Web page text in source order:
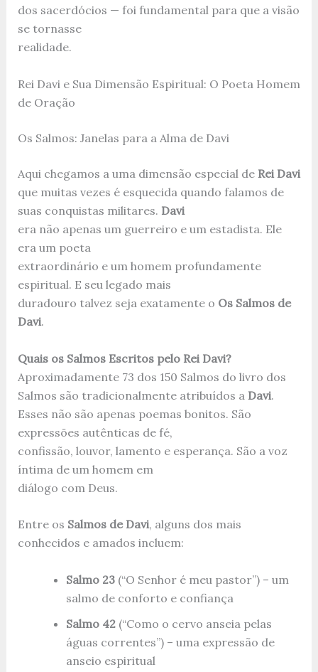
dos sacerdócios — foi fundamental para que a visão
se tornasse
realidade.
Rei Davi e Sua Dimensão Espiritual: O Poeta Homem
de Oração
Os Salmos: Janelas para a Alma de Davi
Aqui chegamos a uma dimensão especial de Rei Davi
que muitas vezes é esquecida quando falamos de
suas conquistas militares. Davi
era não apenas um guerreiro e um estadista. Ele
era um poeta
extraordinário e um homem profundamente
espiritual. E seu legado mais
duradouro talvez seja exatamente o Os Salmos de
Davi.
Quais os Salmos Escritos pelo Rei Davi?
Aproximadamente 73 dos 150 Salmos do livro dos
Salmos são tradicionalmente atribuídos a Davi.
Esses não são apenas poemas bonitos. São
expressões autênticas de fé,
confissão, louvor, lamento e esperança. São a voz
íntima de um homem em
diálogo com Deus.
Entre os Salmos de Davi, alguns dos mais
conhecidos e amados incluem:
Salmo 23(“O Senhor é meu pastor”) – um
salmo de conforto e confiança
Salmo 42(“Como o cervo anseia pelas
águas correntes”) – uma expressão de
anseio espiritual